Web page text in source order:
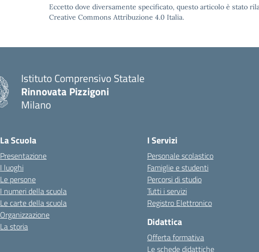
Eccetto dove diversamente specificato, questo articolo è stato
Creative Commons Attribuzione 4.0 Italia.
Istituto Comprensivo Statale
Rinnovata Pizzigoni
Milano
La Scuola
Presentazione
I luoghi
Le persone
I numeri della scuola
Le carte della scuola
Organizzazione
La storia
I Servizi
Personale scolastico
Famiglie e studenti
Percorsi di studio
Tutti i servizi
Registro Elettronico
Didattica
Offerta formativa
Le schede didattiche